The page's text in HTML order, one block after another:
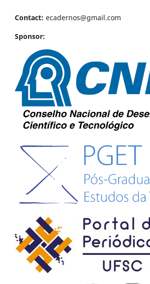
Contact: ecadernos@gmail.com
Sponsor: